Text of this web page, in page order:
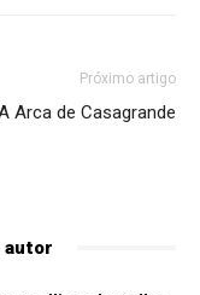
Próximo artigo
Arca de Casagrande
autor